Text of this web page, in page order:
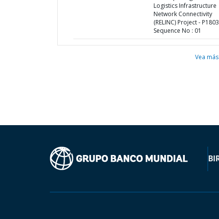
Logistics Infrastructure
Network Connectivity
(RELINC) Project -
Sequence No : 01
Vea más